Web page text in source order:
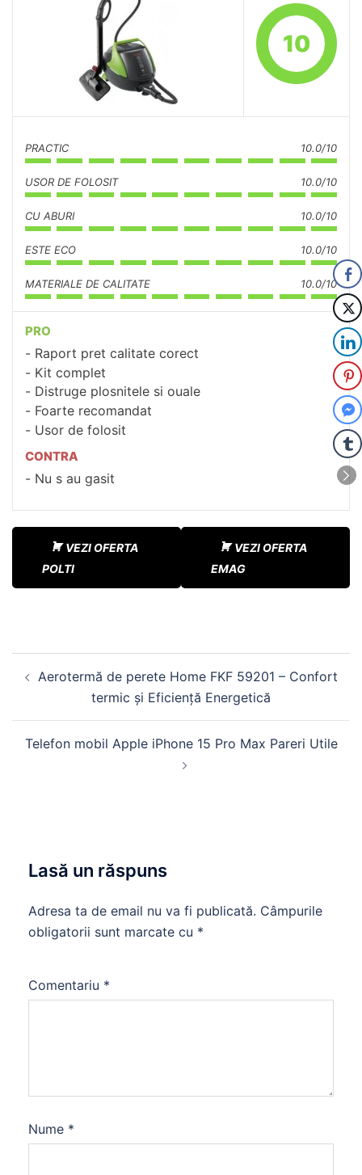
10
PRACTIC 10.0/10
USOR DE FOLOSIT 10.0/10
CU ABURI 10.0/10
ESTE ECO 10.0/10
MATERIALE DE CALITATE 10.0/10
PRO
Raport pret calitate corect
Kit complet
Distruge plosnitele si ouale
Foarte recomandat
Usor de folosit
CONTRA
Nu s au gasit
VEZI OFERTA
POLTI
VEZI OFERTA
EMAG
în Aerotermă de perete Home FKF 59201 – Confort
termic și Eficiență Energetică
Telefon mobil Apple iPhone 15 Pro Max Pareri Utile
Lasă un răspuns
Adresa ta de email nu va fi publicată. Câmpurile
obligatorii sunt marcate cu *
Comentariu *
Nume *